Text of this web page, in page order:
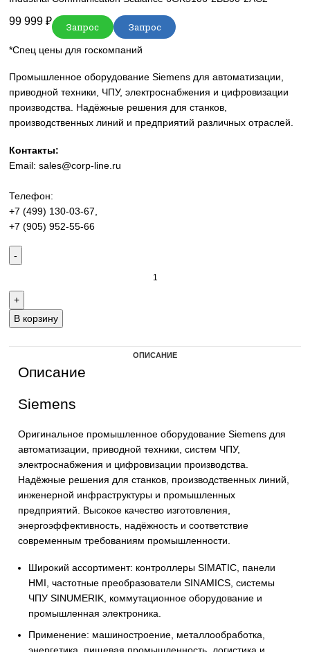
Главная SIEMENS Simatic HMI Comfort Panels
Industrial Communication Scalance 6GK5106-2BB00-2AC2
Запрос Запрос
*Спец цены для госкомпаний
приводной техники, ЧПУ, электроснабжения и
производства. Надёжные решения для станков,
Контакты:
Email:sales@corp-line.ru
Телефон:
+7 (905) 952-55-66
В корзину
ОПИСАНИЕ
Описание
Siemens
Оригинальное промышленное оборудование Siemens
электроснабжения и цифровизации производства.
Надёжные решения для станков, производственных
инженерной инфраструктуры и промышленных
энергоэффективность, надёжность и соответствие